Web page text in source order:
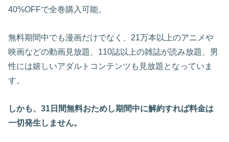
40%OFFで全巻購入可能。
無料期間中でも漫画だけでなく、21万本以上のアニメや
映画などの動画見放題、110誌以上の雑誌が読み放題、男
性には嬉しいアダルトコンテンツも見放題となっていま
す。
しかも、31日間無料おためし期間中に解約すれば料金は
一切発生しません。